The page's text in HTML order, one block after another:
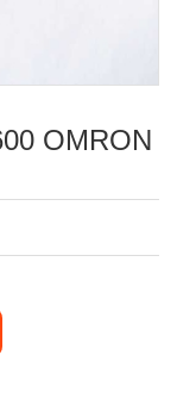
OMRON